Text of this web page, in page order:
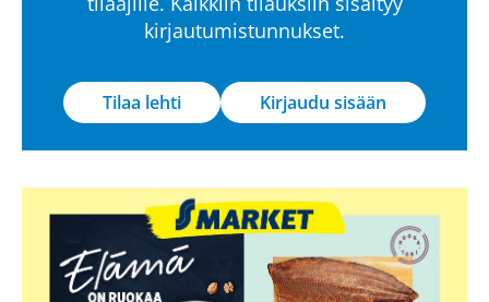
kirjautumistunnukset.
Tilaa lehti Kirjaudu sisään